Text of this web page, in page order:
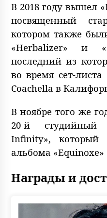
В 2018 году вышел
посвященный
котором также
«Herbalizer» и
последний из
во время сет-
Coachella в
В ноябре того же
20-й студийный
Infinity», который
альбома «Equinoxe»
Награды и